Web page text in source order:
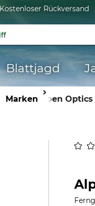
Kostenloser Rückversand
Blattjagd
Marken Alpen Optics